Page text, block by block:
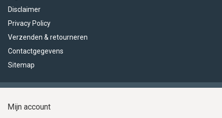
Disclaimer
Privacy Policy
Verzenden & retourneren
Contactgegevens
Sitemap
Mijn account